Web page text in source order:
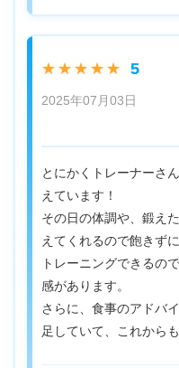
★★★★★ 5
2025年07月03日
とにかくトレーナーさ
えています！
その日の体調や、鍛え
えてくれるので飽きず
トレーニングできるの
感があります。
さらに、食事のアドバ
足していて、これから